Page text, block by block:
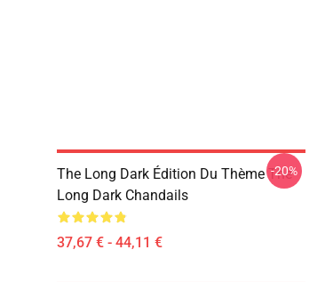
The Long Dark Édition Du Thème The
Long Dark Chandails
37,67 € - 44,11 €
-20%